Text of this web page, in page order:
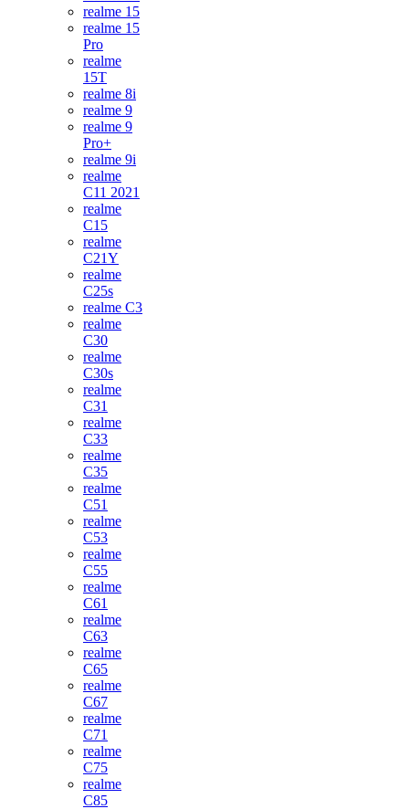
realme 15
realme 15
Pro
realme
15T
realme 8i
realme 9
realme 9
Pro+
realme 9i
realme
C11 2021
realme
C15
realme
C21Y
realme
C25s
realme C3
realme
C30
realme
C30s
realme
C31
realme
C33
realme
C35
realme
C51
realme
C53
realme
C55
realme
C61
realme
C63
realme
C65
realme
C67
realme
C71
realme
C75
realme
C85